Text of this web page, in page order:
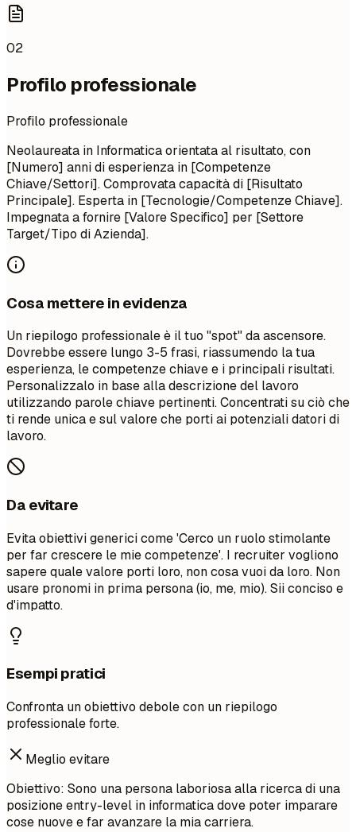
02
Profilo professionale
Profilo professionale
Neolaureata in Informatica orientata al risultato, con
[Numero] anni di esperienza in [Competenze
Chiave/Settori]. Comprovata capacità di [Risultato
Principale]. Esperta in [Tecnologie/Competenze Chiave].
Impegnata a fornire [Valore Specifico] per [Settore
Target/Tipo di Azienda].
Cosa mettere in evidenza
Un riepilogo professionale è il tuo "spot" da ascensore.
Dovrebbe essere lungo 3-5 frasi, riassumendo la tua
esperienza, le competenze chiave e i principali risultati.
Personalizzalo in base alla descrizione del lavoro
utilizzando parole chiave pertinenti. Concentrati su ciò che
ti rende unica e sul valore che porti ai potenziali datori di
lavoro.
Da evitare
Evita obiettivi generici come 'Cerco un ruolo stimolante
per far crescere le mie competenze'. I recruiter vogliono
sapere quale valore porti loro, non cosa vuoi da loro. Non
usare pronomi in prima persona (io, me, mio). Sii conciso e
d'impatto.
Esempi pratici
Confronta un obiettivo debole con un riepilogo
professionale forte.
Meglio evitare
Obiettivo: Sono una persona laboriosa alla ricerca di una
posizione entry-level in informatica dove poter imparare
cose nuove e far avanzare la mia carriera.